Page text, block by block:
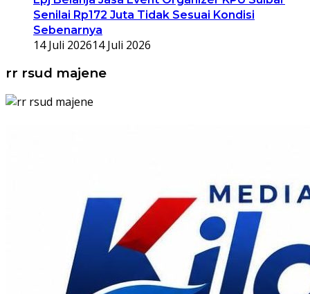
Senilai Rp172 Juta Tidak Sesuai Kondisi
Sebenarnya
14 Juli 202614 Juli 2026
rr rsud majene